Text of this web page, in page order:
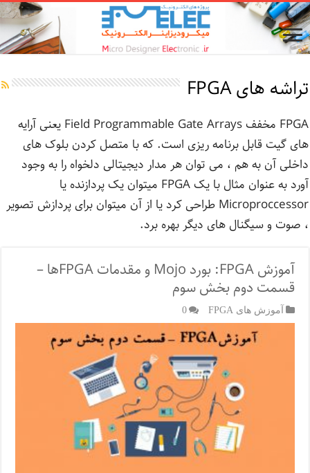
تراشه های FPGA
FPGA مخفف Field Programmable Gate Arrays یعنی آرایه
های گیت قابل برنامه ریزی است. که با متصل کردن بلوک های
داخلی آن به هم ، می توان هر مدار دیجیتالی دلخواه را به وجود
آورد به عنوان مثال با یک FPGA میتوان یک پردازنده یا
Microproccessor طراحی کرد یا از آن میتوان برای پردازش تصویر
، صوت و سیگنال های دیگر بهره برد.
آموزش FPGA: بورد Mojo و مقدمات FPGA‌ها –
قسمت دوم بخش سوم
آموزش های FPGA 0